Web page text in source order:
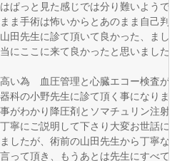
ぱっと見た感じでは分り難いようで
ま手術は怖いからとあのまま自己判
田先生に診て頂いて良かった、まし
にここに来て良かったと思いました
い為　血圧管理と心臓エコー検査が
科の小野先生に診て頂く事になりま
がわかり降圧剤とソマチュリン注射
寧にご説明して下さり大変お世話に
したが、術前の山田先生から丁寧な
って頂き、もうあとは先生にすべて